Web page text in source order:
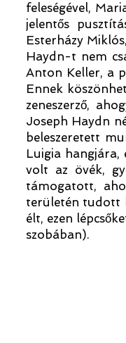
feleségével,
jelentős
Esterházy
Haydn-t nem
Anton Keller, a
Ennek
zeneszerző,
Joseph Haydn
beleszeretett
Luigia hangjára,
volt az övék,
támogatott,
területén tudott
élt, ezen
szobában).